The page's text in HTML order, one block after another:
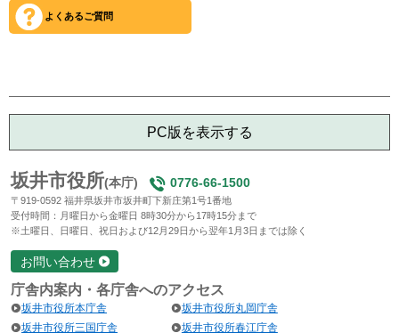
よくあるご質問
PC版を表示する
坂井市役所(本庁) 0776-66-1500
〒919-0592 福井県坂井市坂井町下新庄第1号1番地
受付時間：月曜日から金曜日 8時30分から17時15分まで
※土曜日、日曜日、祝日および12月29日から翌年1月3日までは除く
お問い合わせ
庁舎内案内・各庁舎へのアクセス
坂井市役所本庁舎
坂井市役所丸岡庁舎
坂井市役所三国庁舎
坂井市役所春江庁舎